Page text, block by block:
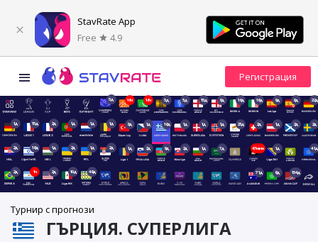
StavRate App
Free
4.9
5д 16ч 16ч 5д 5д 15д 8д 16д 16д 9д 8д 22д
1д 15д 2д 1д 1д 1д 8д 1д 16д 1д 1д 1д 23д 2д 1д 2д 2д
2д 16д 1д 2д 1д 2д 1д 2д 9д 2д 1д 7д 47мин 1д 41д
2д 1ч 2д 10д 49д 71д 6д 154д
Турнир с прогнози
ГЪРЦИЯ. СУПЕРЛИГА